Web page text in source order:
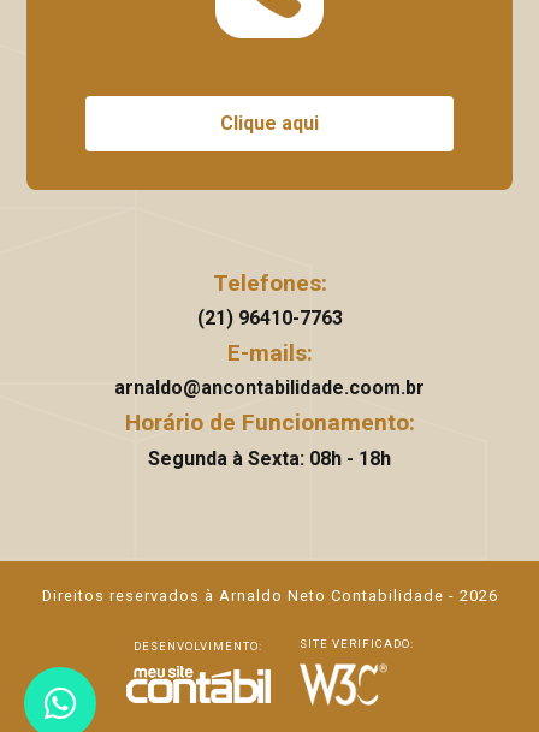
Clique aqui
Telefones:
(21) 96410-7763
E-mails:
arnaldo@ancontabilidade.coom.br
Horário de Funcionamento:
Segunda à Sexta: 08h - 18h
Direitos reservados à Arnaldo Neto Contabilidade - 2026
DESENVOLVIMENTO: SITE VERIFICADO: